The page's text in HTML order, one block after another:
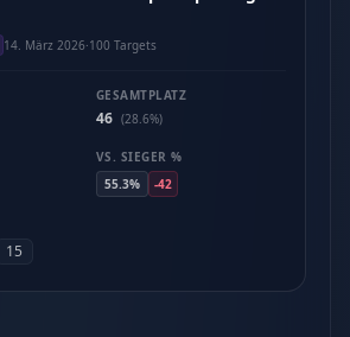
14. März 2026·100 Targets
GESAMTPLATZ
46 (28.6%)
VS. SIEGER %
55.3%
-42
15